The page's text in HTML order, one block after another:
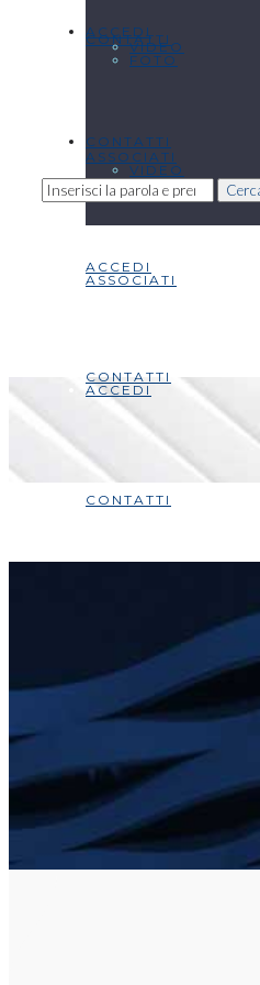
ACCEDI
CONTATTI
CONTATTI
VIDEO
ASSOCIATI
ACCEDI
CONTATTI
FOTO
VIDEO
ASSOCIATI
ACCEDI
CONTATTI